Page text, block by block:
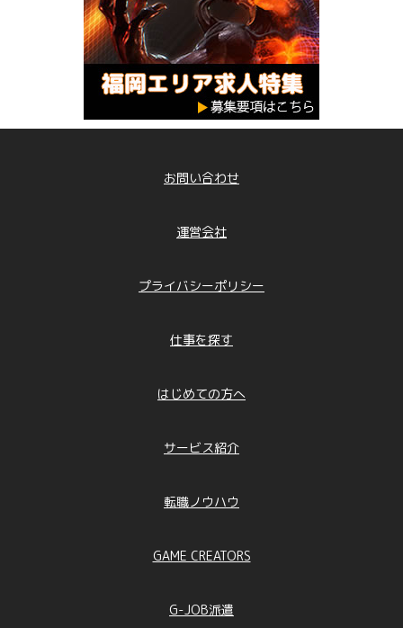
お問い合わせ
運営会社
プライバシーポリシー
仕事を探す
はじめての方へ
サービス紹介
転職ノウハウ
GAME CREATORS
G-JOB派遣